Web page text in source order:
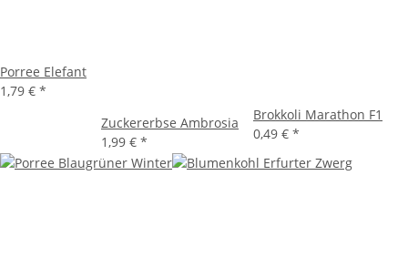
Porree Elefant
1,79 € *
Zuckererbse Ambrosia
1,99 € *
Brokkoli Marathon F1
0,49 € *